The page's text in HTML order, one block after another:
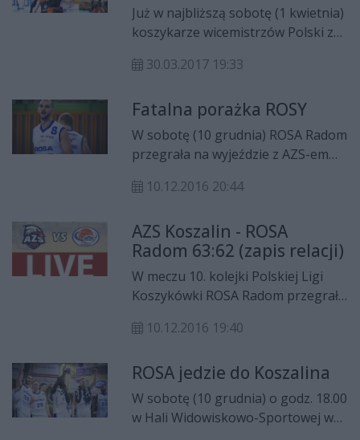
Już w najbliższą sobotę (1 kwietnia)
koszykarze wicemistrzów Polski z
kolejny komplet punktów w
razem przeciwnikiem zawodników
Wojciecha Kamińskiego będzie AZS
Koszalin.
30.03.2017 19:33
Fatalna porażka ROSY
W sobotę (10 grudnia) ROSA Radom
przegrała na wyjeździe z AZS-em
Polskiej Ligi Koszykówki. Mimo
szóstym miejscu w tabeli.
10.12.2016 20:44
AZS Koszalin - ROSA
Radom 63:62 (zapis relacji)
W meczu 10. kolejki Polskiej Ligi
Koszykówki ROSA Radom przegrała
63:63.
10.12.2016 19:40
ROSA jedzie do Koszalina
W sobotę (10 grudnia) o godz. 18.00
w Hali Widowiskowo-Sportowej w